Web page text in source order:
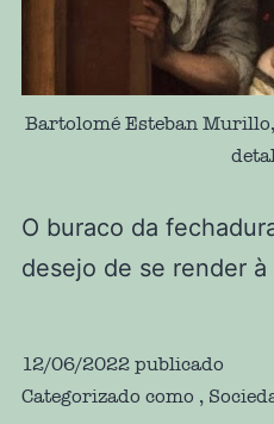
Bartolomé Esteban
O buraco da
desejo de se render
12/06/2022publicado
Categorizado como ,